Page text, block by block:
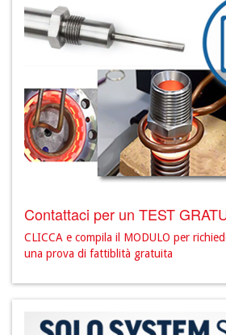
Contattaci per un TEST
CLICCA e compila il MODULO per
una prova di fattiblità gratuita